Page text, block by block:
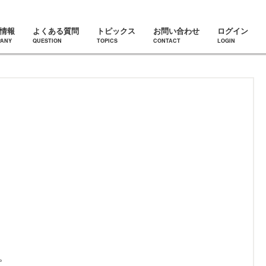
報 よくある質問
QUESTION
トピックス
TOPICS
お問い合わせ
CONTACT
ログイン
LOGIN